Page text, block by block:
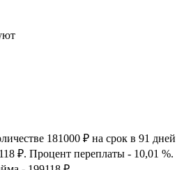
181000 ₽ на срок в 91 дней
₽. Процент переплаты - 10,01 %.